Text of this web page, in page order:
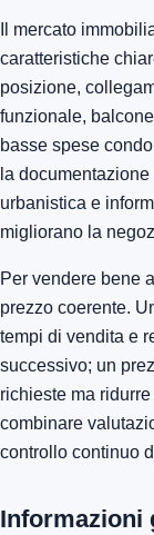
Il mercato
caratteristiche
posizione,
funzionale,
basse spese
la
urbanistica e
migliorano la
Per vendere bene
prezzo coerente.
tempi di vendita e
successivo; un
richieste ma
combinare
controllo continuo
Informazioni